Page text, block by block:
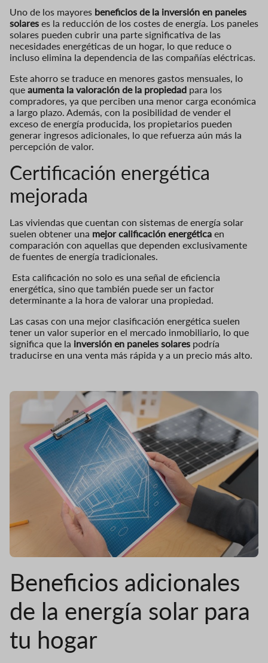
Uno de los mayores beneficios de la inversión en paneles
solares es la reducción de los costes de energía. Los paneles
solares pueden cubrir una parte significativa de las
necesidades energéticas de un hogar, lo que reduce o
incluso elimina la dependencia de las compañías eléctricas.
Este ahorro se traduce en menores gastos mensuales, lo
que aumenta la valoración de la propiedad para los
compradores, ya que perciben una menor carga económica
a largo plazo. Además, con la posibilidad de vender el
exceso de energía producida, los propietarios pueden
generar ingresos adicionales, lo que refuerza aún más la
percepción de valor.
Certificación energética
mejorada
Las viviendas que cuentan con sistemas de energía solar
suelen obtener una mejor calificación energética en
comparación con aquellas que dependen exclusivamente
de fuentes de energía tradicionales.
Esta calificación no solo es una señal de eficiencia
energética, sino que también puede ser un factor
determinante a la hora de valorar una propiedad.
Las casas con una mejor clasificación energética suelen
tener un valor superior en el mercado inmobiliario, lo que
significa que la inversión en paneles solares podría
traducirse en una venta más rápida y a un precio más alto.
Imagen
Beneficios adicionales
de la energía solar para
tu hogar